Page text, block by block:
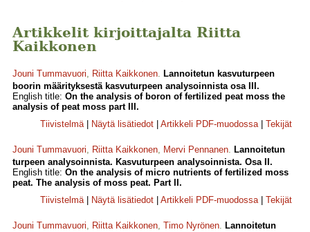
Artikkelit kirjoittajalta Riitta
Kaikkonen
Jouni Tummavuori, Riitta Kaikkonen. Lannoitetun kasvuturpeen
boorin määrityksestä kasvuturpeen analysoinnista osa III.
English title: On the analysis of boron of fertilized peat moss the
analysis of peat moss part III.
Tiivistelmä| Näytä lisätiedot Artikkeli PDF-muodossa| Tekijät
Jouni Tummavuori, Riitta Kaikkonen, Mervi Pennanen. Lannoitetun
turpeen analysoinnista. Kasvuturpeen analysoinnista. Osa II.
English title: On the analysis of micro nutrients of fertilized moss
peat. The analysis of moss peat. Part II.
Tiivistelmä| Näytä lisätiedot Artikkeli PDF-muodossa| Tekijät
Jouni Tummavuori, Riitta Kaikkonen, Timo Nyrönen. Lannoitetun